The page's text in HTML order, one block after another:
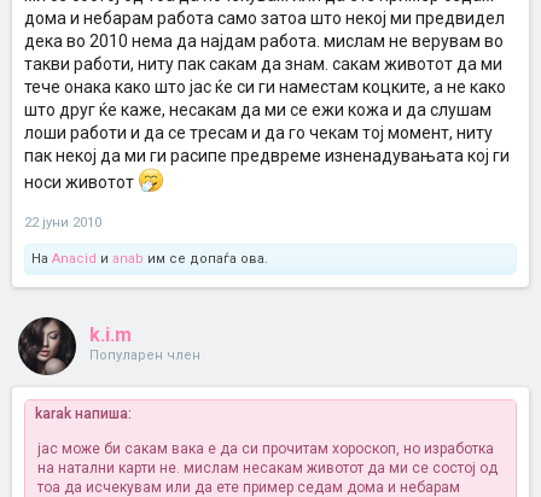
дома и небарам работа само затоа што некој ми предвидел
дека во 2010 нема да најдам работа. мислам не верувам во
такви работи, ниту пак сакам да знам. сакам животот да ми
тече онака како што јас ќе си ги наместам коцките, а не како
што друг ќе каже, несакам да ми се ежи кожа и да слушам
лоши работи и да се тресам и да го чекам тој момент, ниту
пак некој да ми ги расипе предвреме изненадувањата кој ги
носи животот
22 јуни 2010
На Anacid и anab им се допаѓа ова.
k.i.m
Популарен член
karak напиша:
јас може би сакам вака е да си прочитам хороскоп, но изработка
на натални карти не. мислам несакам животот да ми се состој од
тоа да исчекувам или да ете пример седам дома и небарам